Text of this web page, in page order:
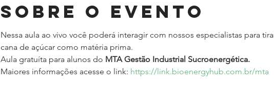
Sobre o evento
Nessa aula ao vivo você poderá interagir com nossos especialistas para
cana de açúcar como matéria prima.
Aula gratuíta para alunos do MTA Gestão Industrial Sucroenergética.
Maiores informações acesse o link: https://link.bioenergyhub.com.br/mta